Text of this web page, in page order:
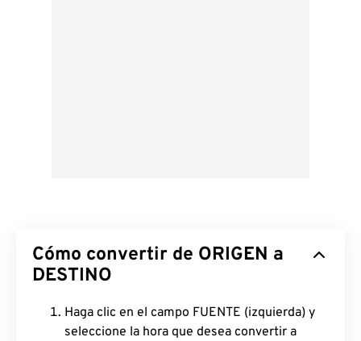
Cómo convertir de ORIGEN a
DESTINO
Haga clic en el campo FUENTE (izquierda) y
seleccione la hora que desea convertir a